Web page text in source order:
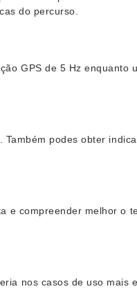
do percurso.
GPS de 5 Hz enquanto
podes obter
compreender melhor o
nos casos de uso mais